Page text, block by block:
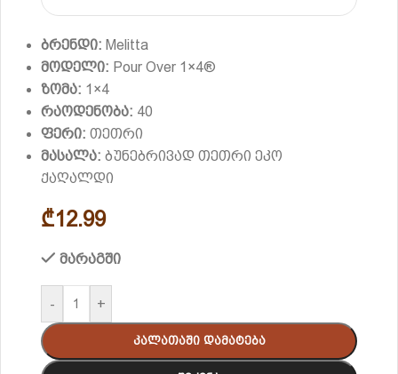
ბრენდი: Melitta
მოდელი: Pour Over 1×4®
ზომა: 1×4
რაოდენობა: 40
ფერი: თეთრი
მასალა: ბუნებრივად თეთრი ეკო
ქაღალდი
₾12.99
მარაგში
- +
Კალათაში Დამატება